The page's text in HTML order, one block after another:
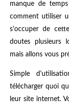
manque de
comment utiliser
s'occuper de
doutes plusieurs
mais allons vous
Simple
télécharger quoi
leur site internet.